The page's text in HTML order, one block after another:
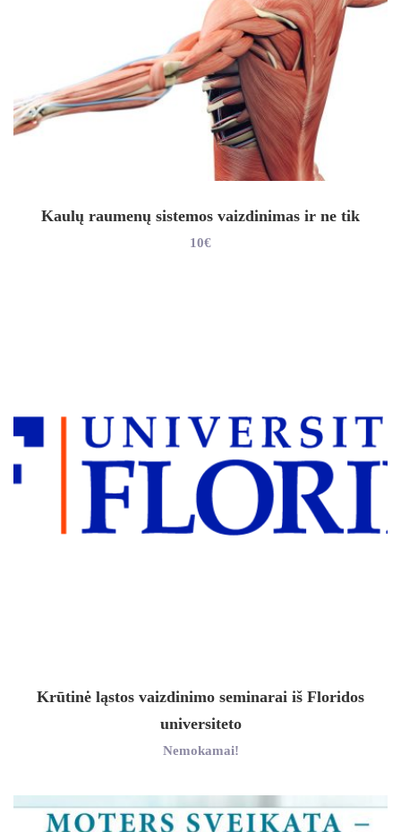
Kaulų raumenų sistemos vaizdinimas ir ne tik
10€
Krūtinė ląstos vaizdinimo seminarai iš Floridos
universiteto
Nemokamai!